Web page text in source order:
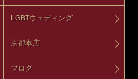
LGBTウェディング
京都本店
ブログ